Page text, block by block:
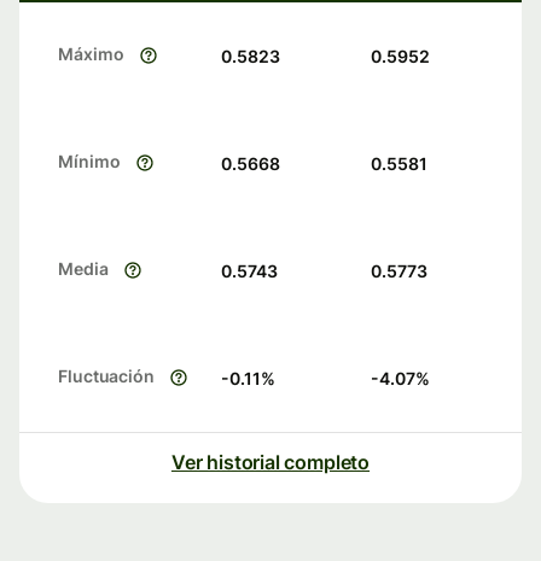
Máximo 0.5823 0.5952
Mínimo 0.5668 0.5581
Media 0.5743 0.5773
Fluctuación -0.11% -4.07%
Ver historial completo